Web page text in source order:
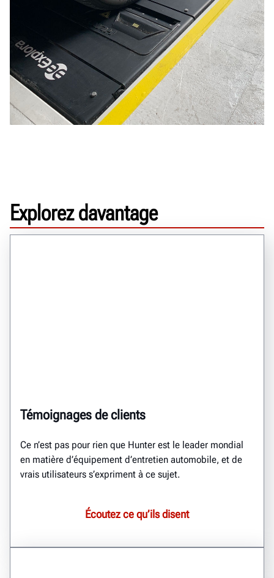
Explorez davantage
Témoignages de clients
Ce n’est pas pour rien que Hunter est le leader mondial
en matière d’équipement d’entretien automobile, et de
vrais utilisateurs s’expriment à ce sujet.
Écoutez ce qu’ils disent